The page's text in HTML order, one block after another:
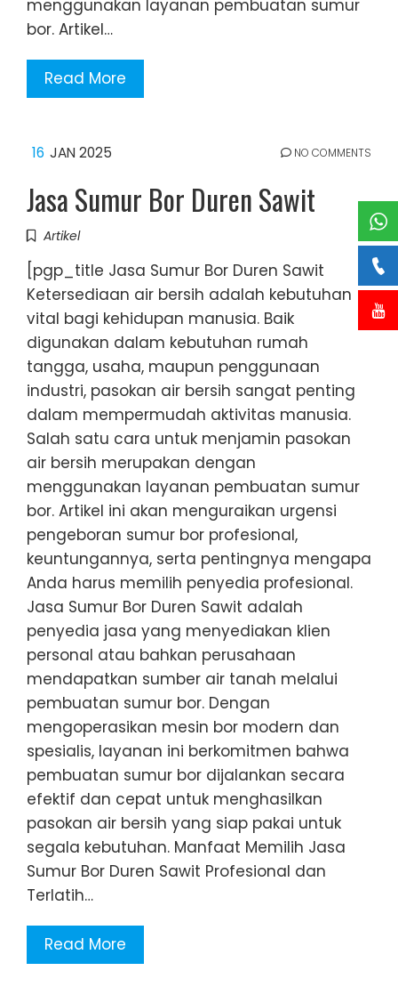
menggunakan layanan pembuatan sumur
bor. Artikel…
Read More
16 JAN 2025 NO COMMENTS
Jasa Sumur Bor Duren Sawit
Artikel
[pgp_title Jasa Sumur Bor Duren Sawit
Ketersediaan air bersih adalah kebutuhan
vital bagi kehidupan manusia. Baik
digunakan dalam kebutuhan rumah
tangga, usaha, maupun penggunaan
industri, pasokan air bersih sangat penting
dalam mempermudah aktivitas manusia.
Salah satu cara untuk menjamin pasokan
air bersih merupakan dengan
menggunakan layanan pembuatan sumur
bor. Artikel ini akan menguraikan urgensi
pengeboran sumur bor profesional,
keuntungannya, serta pentingnya mengapa
Anda harus memilih penyedia profesional.
Jasa Sumur Bor Duren Sawit adalah
penyedia jasa yang menyediakan klien
personal atau bahkan perusahaan
mendapatkan sumber air tanah melalui
pembuatan sumur bor. Dengan
mengoperasikan mesin bor modern dan
spesialis, layanan ini berkomitmen bahwa
pembuatan sumur bor dijalankan secara
efektif dan cepat untuk menghasilkan
pasokan air bersih yang siap pakai untuk
segala kebutuhan. Manfaat Memilih Jasa
Sumur Bor Duren Sawit Profesional dan
Terlatih…
Read More